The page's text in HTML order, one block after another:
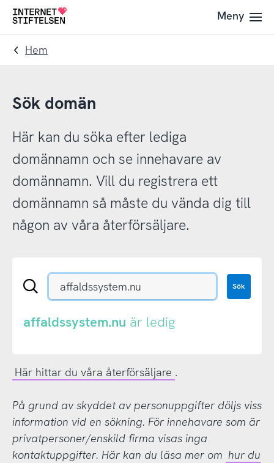
Till
navigering
Till
innehåll
Till
Meny
Hem
Sök domän
Här kan du söka efter lediga
domännamn och se innehavare av
domännamn. Vill du registrera ett
domännamn så måste du vända dig till
någon av våra återförsäljare.
Sök
eller
Sök
affaldssystem.nu är ledig
Här hittar du våra återförsäljare .
På grund av skyddet av personuppgifter döljs viss
information vid en sökning. För innehavare som är
privatpersoner/enskild firma visas inga
kontaktuppgifter. Här kan du läsa mer om hur du